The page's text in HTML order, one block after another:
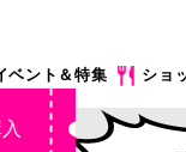
ベント＆特集 ショ